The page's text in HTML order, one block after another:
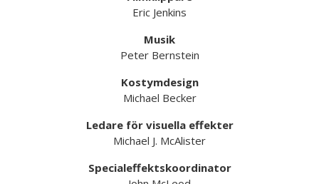
Eric Jenkins
Musik
Peter Bernstein
Kostymdesign
Michael Becker
Ledare för visuella effekter
Michael J. McAlister
Specialeffektskoordinator